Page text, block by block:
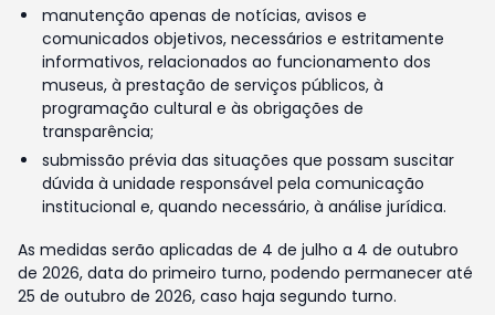
manutenção apenas de notícias, avisos e
comunicados objetivos, necessários e estritamente
informativos, relacionados ao funcionamento dos
museus, à prestação de serviços públicos, à
programação cultural e às obrigações de
transparência;
submissão prévia das situações que possam suscitar
dúvida à unidade responsável pela comunicação
institucional e, quando necessário, à análise jurídica.
As medidas serão aplicadas de 4 de julho a 4 de outubro
de 2026, data do primeiro turno, podendo permanecer até
25 de outubro de 2026, caso haja segundo turno.